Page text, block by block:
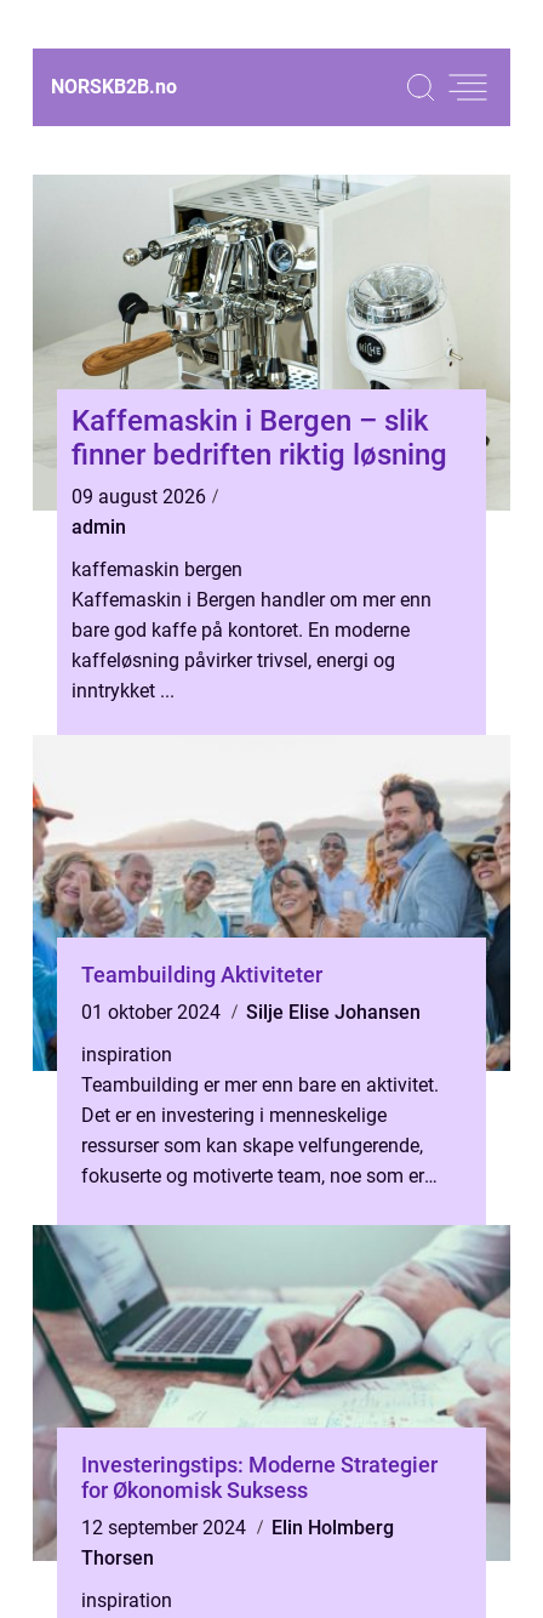
NORSKB2B.no
Kaffemaskin i Bergen – slik
finner bedriften riktig løsning
09 august 2026
admin
kaffemaskin bergen
Kaffemaskin i Bergen handler om mer enn
bare god kaffe på kontoret. En moderne
kaffeløsning påvirker trivsel, energi og
inntrykket ...
Teambuilding Aktiviteter
01 oktober 2024
Silje Elise Johansen
inspiration
Teambuilding er mer enn bare en aktivitet.
Det er en investering i menneskelige
ressurser som kan skape velfungerende,
fokuserte og motiverte team, noe som er
Investeringstips: Moderne Strategier
for Økonomisk Suksess
12 september 2024
Elin Holmberg
Thorsen
inspiration